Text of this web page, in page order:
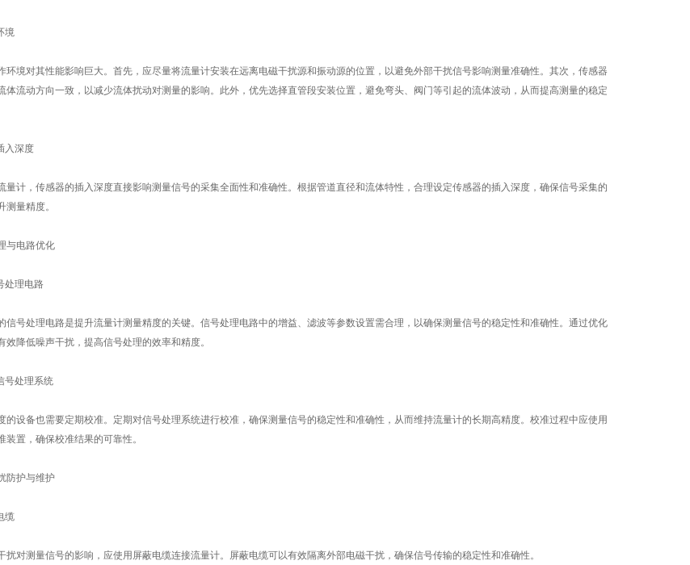
境
境对其性能影响巨大。首先，应尽量将流量计安装在远离电磁干扰源和振动源的位置，以避免外部干扰信号影响测量准确性。其次，传感器
体流动方向一致，以减少流体扰动对测量的影响。此外，优先选择直管段安装位置，避免弯头、阀门等引起的流体波动，从而提高测量的稳定
深度
计，传感器的插入深度直接影响测量信号的采集全面性和准确性。根据管道直径和流体特性，合理设定传感器的插入深度，确保信号采集的
测量精度。
电路优化
理电路
号处理电路是提升流量计测量精度的关键。信号处理电路中的增益、滤波等参数设置需合理，以确保测量信号的稳定性和准确性。通过优化
效降低噪声干扰，提高信号处理的效率和精度。
处理系统
设备也需要定期校准。定期对信号处理系统进行校准，确保测量信号的稳定性和准确性，从而维持流量计的长期高精度。校准过程中应使用
装置，确保校准结果的可靠性。
护与维护
缆
对测量信号的影响，应使用屏蔽电缆连接流量计。屏蔽电缆可以有效隔离外部电磁干扰，确保信号传输的稳定性和准确性。